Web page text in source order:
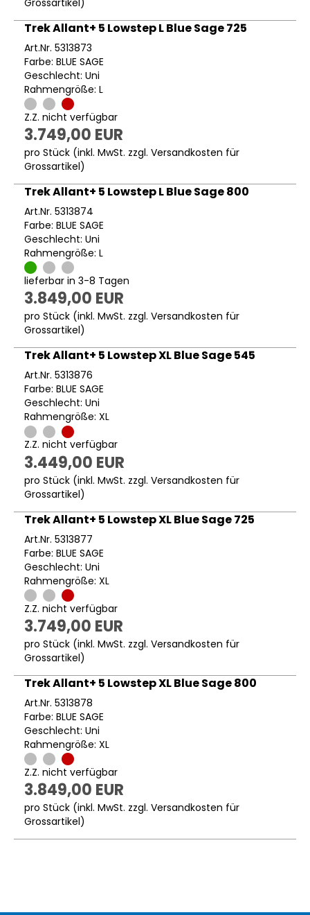
Grossartikel)
Trek Allant+ 5 Lowstep L Blue Sage 725
Art.Nr. 5313873
Farbe: BLUE SAGE
Geschlecht: Uni
Rahmengröße: L
Z.Z. nicht verfügbar
3.749,00 EUR
pro Stück (inkl. MwSt. zzgl. Versandkosten für
Grossartikel)
Trek Allant+ 5 Lowstep L Blue Sage 800
Art.Nr. 5313874
Farbe: BLUE SAGE
Geschlecht: Uni
Rahmengröße: L
lieferbar in 3-8 Tagen
3.849,00 EUR
pro Stück (inkl. MwSt. zzgl. Versandkosten für
Grossartikel)
Trek Allant+ 5 Lowstep XL Blue Sage 545
Art.Nr. 5313876
Farbe: BLUE SAGE
Geschlecht: Uni
Rahmengröße: XL
Z.Z. nicht verfügbar
3.449,00 EUR
pro Stück (inkl. MwSt. zzgl. Versandkosten für
Grossartikel)
Trek Allant+ 5 Lowstep XL Blue Sage 725
Art.Nr. 5313877
Farbe: BLUE SAGE
Geschlecht: Uni
Rahmengröße: XL
Z.Z. nicht verfügbar
3.749,00 EUR
pro Stück (inkl. MwSt. zzgl. Versandkosten für
Grossartikel)
Trek Allant+ 5 Lowstep XL Blue Sage 800
Art.Nr. 5313878
Farbe: BLUE SAGE
Geschlecht: Uni
Rahmengröße: XL
Z.Z. nicht verfügbar
3.849,00 EUR
pro Stück (inkl. MwSt. zzgl. Versandkosten für
Grossartikel)